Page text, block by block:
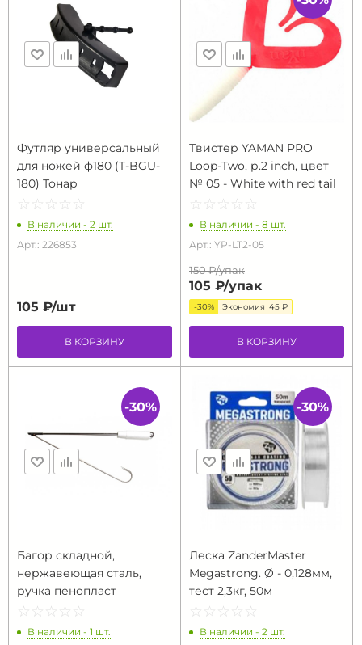
Футляр универсальный
для ножей ф180 (T-BGU-
180) Тонар
☆ ☆ ☆ ☆ ☆
★ ★ ★ ★ ★
В наличии - 2 шт.
Арт.: 226853
105 ₽/шт
В КОРЗИНУ
Твистер YAMAN PRO
Loop-Two, р.2 inch, цвет
№ 05 - White with red tail
☆ ☆ ☆ ☆ ☆
★ ★ ★ ★ ★
В наличии - 8 шт.
Арт.: YP-LT2-05
150 ₽/упак
105 ₽/упак
-30% Экономия 45 ₽
В КОРЗИНУ
Багор складной,
нержавеющая сталь,
ручка пенопласт
☆ ☆ ☆ ☆ ☆
★ ★ ★ ★ ★
В наличии - 1 шт.
-30%
Леска ZanderMaster
Megastrong. Ø - 0,128мм,
тест 2,3кг, 50м
☆ ☆ ☆ ☆ ☆
★ ★ ★ ★ ★
В наличии - 2 шт.
-30%